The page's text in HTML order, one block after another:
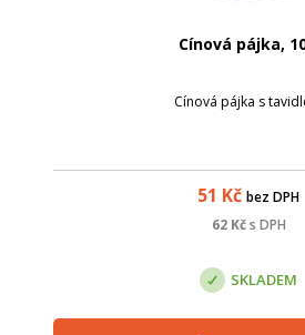
Cínová pájka,
Cínová pájka s
51 Kč bez DPH
62Kč s DPH
SKLADEM